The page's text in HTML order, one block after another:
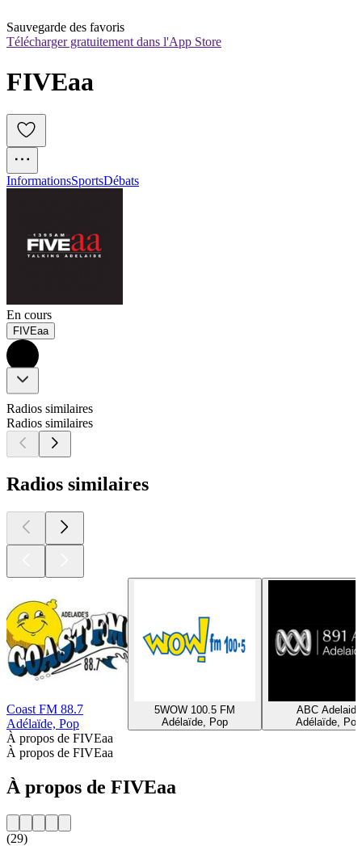
Sauvegarde des favoris
Télécharger gratuitement dans l'App Store
FIVEaa
InformationsSportsDébats
En cours
FIVEaa
Radios similaires
Radios similaires
Radios similaires
Coast FM 88.7
Adélaïde, Pop
5WOW 100.5 FM
Adélaïde, Pop
ABC Adelaide
Adélaïde, Pop
À propos de FIVEaa
À propos de FIVEaa
À propos de FIVEaa
(29)